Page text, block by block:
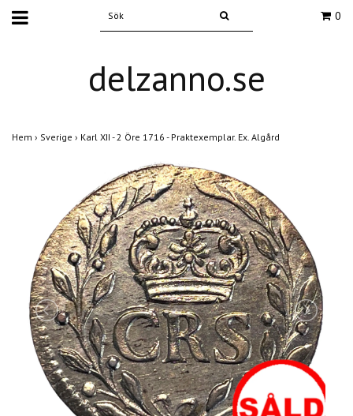
0
delzanno.se
Hem › Sverige › Karl XII - 2 Öre 1716 - Praktexemplar. Ex. Algård